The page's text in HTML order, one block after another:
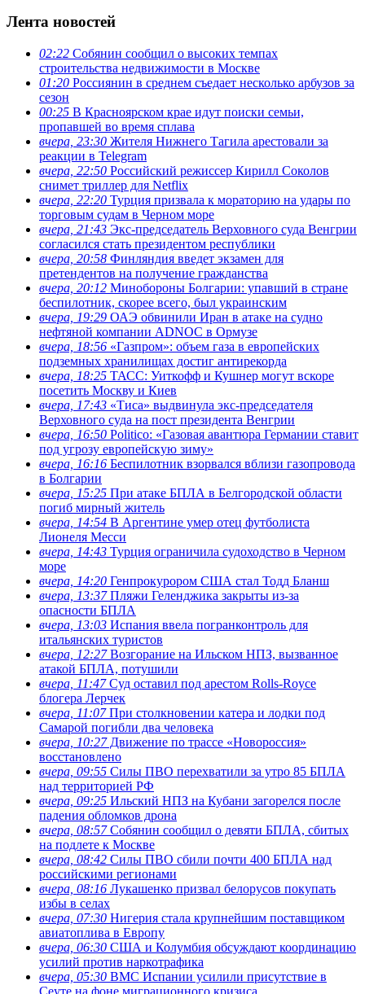
Лента новостей
02:22 Собянин сообщил о высоких темпах
строительства недвижимости в Москве
01:20 Россиянин в среднем съедает несколько арбузов за
сезон
00:25 В Красноярском крае идут поиски семьи,
пропавшей во время сплава
вчера, 23:30 Жителя Нижнего Тагила арестовали за
реакции в Теlegram
вчера, 22:50 Российский режиссер Кирилл Соколов
снимет триллер для Netflix
вчера, 22:20 Турция призвала к мораторию на удары по
торговым судам в Черном море
вчера, 21:43 Экс-председатель Верховного суда Венгрии
согласился стать президентом республики
вчера, 20:58 Финляндия введет экзамен для
претендентов на получение гражданства
вчера, 20:12 Минобороны Болгарии: упавший в стране
беспилотник, скорее всего, был украинским
вчера, 19:29 ОАЭ обвинили Иран в атаке на судно
нефтяной компании ADNOC в Ормузе
вчера, 18:56 «Газпром»: объем газа в европейских
подземных хранилищах достиг антирекорда
вчера, 18:25 ТАСС: Уиткофф и Кушнер могут вскоре
посетить Москву и Киев
вчера, 17:43 «Тиса» выдвинула экс-председателя
Верховного суда на пост президента Венгрии
вчера, 16:50 Politico: «Газовая авантюра Германии ставит
под угрозу европейскую зиму»
вчера, 16:16 Беспилотник взорвался вблизи газопровода
в Болгарии
вчера, 15:25 При атаке БПЛА в Белгородской области
погиб мирный житель
вчера, 14:54 В Аргентине умер отец футболиста
Лионеля Месси
вчера, 14:43 Турция ограничила судоходство в Черном
море
вчера, 14:20 Генпрокурором США стал Тодд Бланш
вчера, 13:37Пляжи Геленджика закрыты из-за
опасности БПЛА
вчера, 13:03 Испания ввела погранконтроль для
итальянских туристов
вчера, 12:27Возгорание на Ильском НПЗ, вызванное
атакой БПЛА, потушили
вчера, 11:47Суд оставил под арестом Rolls-Royce
блогера Лерчек
вчера, 11:07При столкновении катера и лодки под
Самарой погибли два человека
вчера, 10:27Движение по трассе «Новороссия»
восстановлено
вчера, 09:55 Силы ПВО перехватили за утро 85 БПЛА
над территорией РФ
вчера, 09:25 Ильский НПЗ на Кубани загорелся после
падения обломков дрона
вчера, 08:57Собянин сообщил о девяти БПЛА, сбитых
на подлете к Москве
вчера, 08:42 Силы ПВО сбили почти 400 БПЛА над
российскими регионами
вчера, 08:16 Лукашенко призвал белорусов покупать
избы в селах
вчера, 07:30 Нигерия стала крупнейшим поставщиком
авиатоплива в Европу
вчера, 06:30 США и Колумбия обсуждают координацию
усилий против наркотрафика
вчера, 05:30 ВМС Испании усилили присутствие в
Сеуте на фоне миграционного кризиса